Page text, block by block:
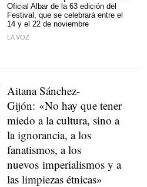
Oficial Albar de la 63 edición del
Festival, que se celebrará entre el
14 y el 22 de noviembre
LA VOZ
Aitana Sánchez-
Gijón: «No hay que tener
miedo a la cultura, sino a
la ignorancia, a los
fanatismos, a los
nuevos imperialismos y a
las limpiezas étnicas»